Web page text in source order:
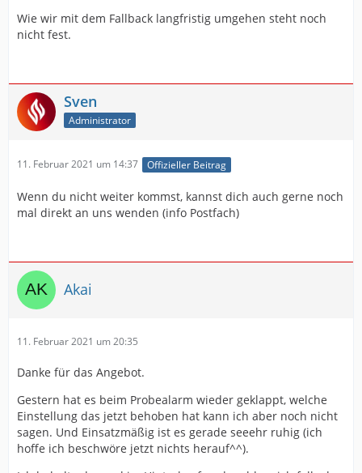
Wie wir mit dem Fallback langfristig umgehen steht noch
nicht fest.
Sven
Administrator
11. Februar 2021 um 14:37 Offizieller Beitrag
Wenn du nicht weiter kommst, kannst dich auch gerne noch
mal direkt an uns wenden (info Postfach)
Akai
11. Februar 2021 um 20:35
Danke für das Angebot.
Gestern hat es beim Probealarm wieder geklappt, welche
Einstellung das jetzt behoben hat kann ich aber noch nicht
sagen. Und Einsatzmäßig ist es gerade seeehr ruhig (ich
hoffe ich beschwöre jetzt nichts herauf^^).